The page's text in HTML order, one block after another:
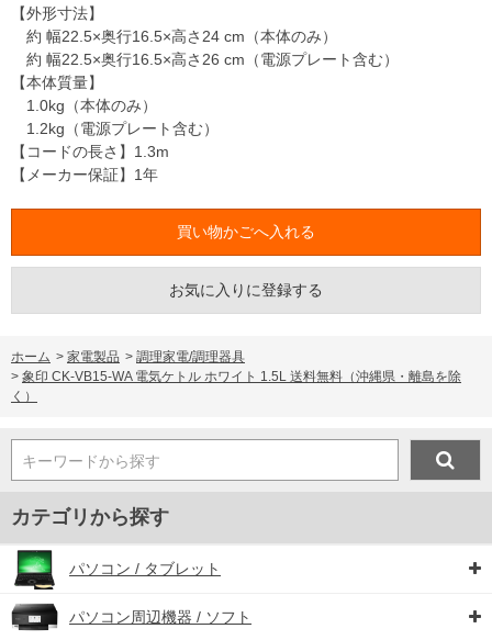
【外形寸法】
約 幅22.5×奥行16.5×高さ24 cm（本体のみ）
約 幅22.5×奥行16.5×高さ26 cm（電源プレート含む）
【本体質量】
1.0kg（本体のみ）
1.2kg（電源プレート含む）
【コードの長さ】1.3m
【メーカー保証】1年
お気に入りに登録する
ホーム > 家電製品 > 調理家電/調理器具
> 象印 CK-VB15-WA 電気ケトル ホワイト 1.5L 送料無料（沖縄県・離島を除
く）
キーワードから探す
カテゴリから探す
パソコン / タブレット
パソコン周辺機器 / ソフト